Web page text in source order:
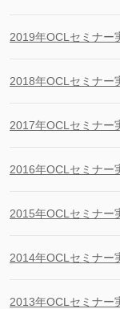
2019年OCLセミナー
2018年OCLセミナー
2017年OCLセミナー
2016年OCLセミナー
2015年OCLセミナー
2014年OCLセミナー
2013年OCLセミナー